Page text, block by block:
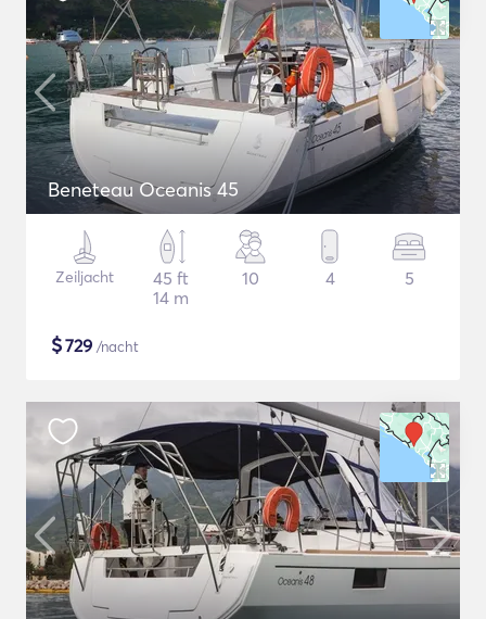
Beneteau Oceanis 45
Zeiljacht
45 ft
14 m
10 4 5
$729 /nacht